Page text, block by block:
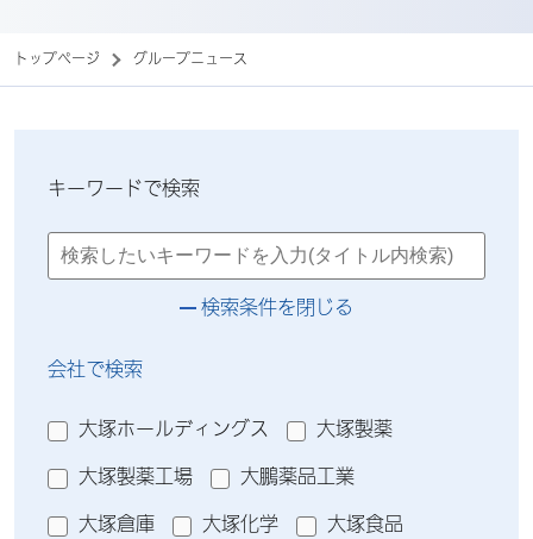
トップページ グループニュース
キーワードで検索
検索条件を閉じる
会社で検索
大塚ホールディングス
大塚製薬
大塚製薬工場
大鵬薬品工業
大塚倉庫
大塚化学
大塚食品